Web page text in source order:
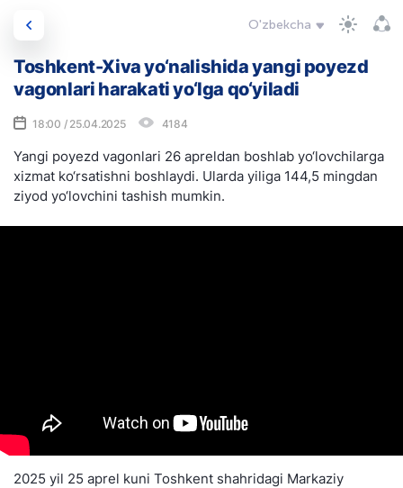
O'zbekcha
Toshkent-Xiva yo‘nalishida yangi poyezd
vagonlari harakati yo‘lga qo‘yiladi
18:00 / 25.04.2025 4184
Yangi poyezd vagonlari 26 apreldan boshlab yo‘lovchilarga
xizmat ko‘rsatishni boshlaydi. Ularda yiliga 144,5 mingdan
ziyod yo‘lovchini tashish mumkin.
2025 yil 25 aprel kuni Toshkent shahridagi Markaziy